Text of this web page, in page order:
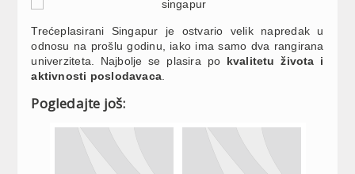
Trećeplasirani Singapur je ostvario velik napredak u
odnosu na prošlu godinu, iako ima samo dva rangirana
univerziteta. Najbolje se plasira po kvalitetu života i
aktivnosti poslodavaca
Pogledajte još: